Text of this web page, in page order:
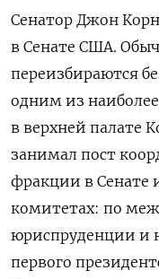
Сенатор Джон
в Сенате США.
переизбираются
одним из
в верхней палате
занимал пост
фракции в Сенате
комитетах: по
юриспруденции и
первого